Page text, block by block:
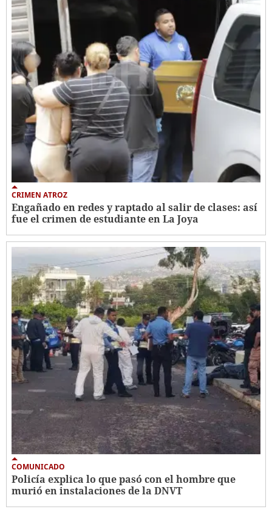
CRIMEN ATROZ
Engañado en redes y raptado al salir de clases: así
fue el crimen de estudiante en La Joya
COMUNICADO
Policía explica lo que pasó con el hombre que
murió en instalaciones de la DNVT